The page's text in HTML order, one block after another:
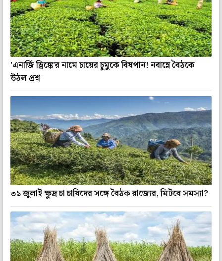
'এনার্জি ড্রিঙ্কে'র নামে চায়ের চুমুকে বিষপান! নবান্নে বৈঠকে
উঠল প্রশ্ন
৩১ জুলাই ক্ষুদ্র চা চাষিদের সঙ্গে বৈঠক রাজ্যের, মিটবে সমস্যা?